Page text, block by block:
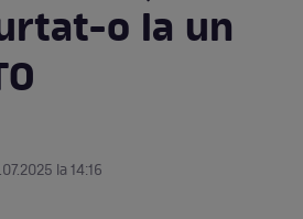
o la un
la 14:16